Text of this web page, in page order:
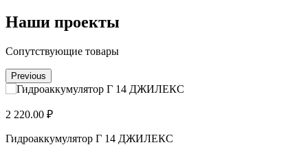
Наши проекты
Сопутствующие товары
Previous
2 220.00 ₽
Гидроаккумулятор Г 14 ДЖИЛЕКС